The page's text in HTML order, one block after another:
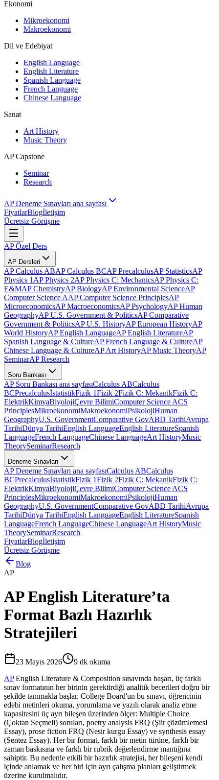
Ekonomi
Mikroekonomi
Makroekonomi
Dil ve Edebiyat
English Language
English Literature
Spanish Language
French Language
Chinese Language
Sanat
Art History
Music Theory
AP Capstone
Seminar
Research
AP Deneme Sınavları ana sayfası
FiyatlarBlogİletişim
Ücretsiz Görüşme
AP Özel Ders
AP Dersleri
AP Calculus ABAP Calculus BCAP PrecalculusAP StatisticsAP
Physics 1 AP Physics 2AP Physics C: MechanicsAP Physics C:
E&MAP ChemistryAP BiologyAP Environmental ScienceAP
Computer Science AAP Computer Science PrinciplesAP
MicroeconomicsAP MacroeconomicsAP PsychologyAP Human
GeographyAP U.S. Government & PoliticsAP Comparative
Government & PoliticsAP U.S. HistoryAP European HistoryAP
World HistoryAP English LanguageAP English LiteratureAP
Spanish Language & CultureAP French Language & CultureAP
Chinese Language & CultureAP Art HistoryAP Music TheoryAP
SeminarAP Research
Soru Bankası
AP Soru Bankası ana sayfasıCalculus ABCalculus
BCPrecalculusİstatistikFizik 1Fizik 2Fizik C: MekanikFizik C:
ElektrikKimyaBiyolojiÇevre BilimiComputer Science ACS
PrinciplesMikroekonomiMakroekonomiPsikolojiHuman
GeographyU.S. GovernmentComparative GovABD TarihiAvrupa
TarihiDünya TarihiEnglish LanguageEnglish LiteratureSpanish
LanguageFrench LanguageChinese LanguageArt HistoryMusic
TheorySeminarResearch
Deneme Sınavları
AP Deneme Sınavları ana sayfasıCalculus ABCalculus
BCPrecalculusİstatistikFizik 1Fizik 2Fizik C: MekanikFizik C:
ElektrikKimyaBiyolojiÇevre BilimiComputer Science ACS
PrinciplesMikroekonomiMakroekonomiPsikolojiHuman
GeographyU.S. GovernmentComparative GovABD TarihiAvrupa
TarihiDünya TarihiEnglish LanguageEnglish LiteratureSpanish
LanguageFrench LanguageChinese LanguageArt HistoryMusic
TheorySeminarResearch
FiyatlarBlogİletişim
Ücretsiz Görüşme
Blog
AP
AP English Literature’ta
Format Bazlı Hazırlık
Stratejileri
23 Mayıs 2026 9 dk okuma
APEnglish Literature & Composition sınavında başarı, üç farklı
sınav formatının her birinin gerektirdiği analitik becerileri doğru bir
şekilde tanımakla başlar. College Board'un bu sınavı, öğrencinin
edebi metinleri okuma, yorumlama ve yazılı olarak analiz etme
kapasitesini üç ayrı bileşen üzerinden ölçer: Multiple Choice
(Çoktan Seçmeli) soruları, poetry analysis FRQ (Şiir çözümlemesi
Essay), prose fiction FRQ (Nesir kurgu Essay) ve synthesis essay
(Sentez Essay). Her bir format, farklı bir metin türüne, farklı bir
zaman baskısına ve farklı bir rubrik değerlendirme mantığına
sahiptir. Bu nedenle etkili bir hazırlık stratejisi, her bileşeni kendi
içinde anlamak ve her biri için ayrı çalışma planları geliştirmek
üzerine kurulmalıdır.